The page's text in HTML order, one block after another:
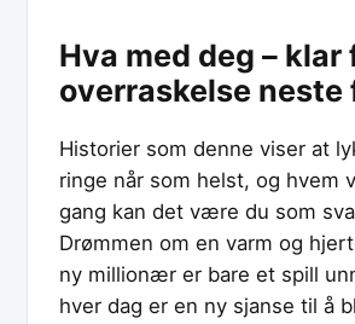
Hva med deg – klar
overraskelse neste
Historier som denne viser at
ringe når som helst, og hvem
gang kan det være du som
Drømmen om en varm og
ny millionær er bare et spill
hver dag er en ny sjanse til å